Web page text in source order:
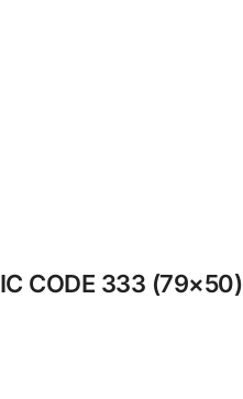
CODE 333 (79×50)